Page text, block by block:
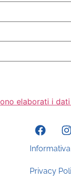
elaborati i
Privacy